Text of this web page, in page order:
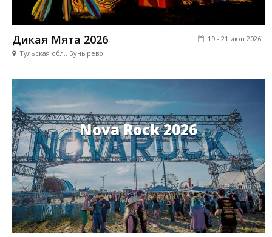
Дикая Мята 2026
Тульская обл., Бунырево
19 - 21 июн 2026
Nova Rock 2026